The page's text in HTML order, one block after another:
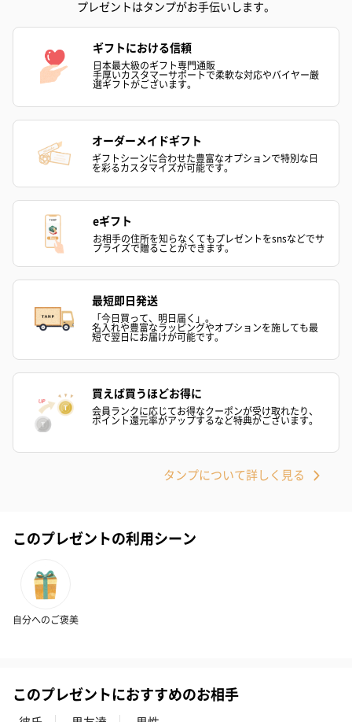
プレゼントはタンプがお手伝いします。
ギフトにおける信頼
日本最大級のギフト専門通販
手厚いカスタマーサポートで柔軟な対応やバイヤー厳
選ギフトがございます。
オーダーメイドギフト
ギフトシーンに合わせた豊富なオプションで特別な日
を彩るカスタマイズが可能です。
eギフト
お相手の住所を知らなくてもプレゼントをsnsなどでサ
プライズで贈ることができます。
最短即日発送
「今日買って、明日届く」。
名入れや豊富なラッピングやオプションを施しても最
短で翌日にお届けが可能です。
買えば買うほどお得に
会員ランクに応じてお得なクーポンが受け取れたり、
ポイント還元率がアップするなど特典がございます。
タンプについて詳しく見る
このプレゼントの利用シーン
自分へのご褒美
このプレゼントにおすすめのお相手